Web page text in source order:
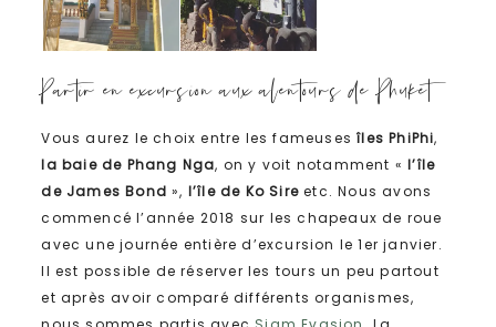
Partir en excursion aux alentours de Phuket
Vous aurez le choix entre les fameusesîles PhiPhi,
la baie de Phang Nga, on y voit notamment «l’île
de James Bond », l’île de Ko Sire etc. Nous avons
commencé l’année 2018 sur les chapeaux de roue
avec une journée entière d’excursion le 1er janvier.
Il est possible de réserver les tours un peu partout
et après avoir comparé différents organismes,